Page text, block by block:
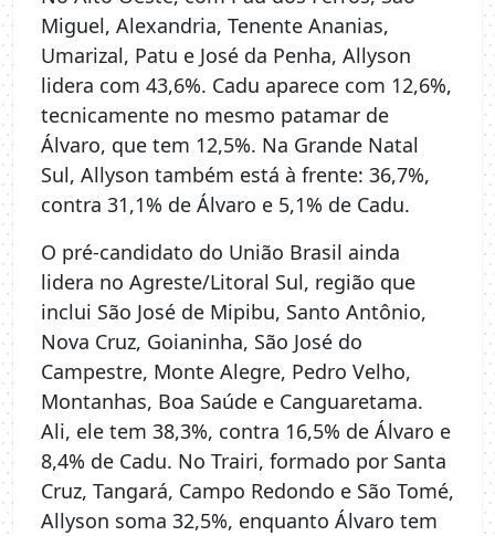
Miguel, Alexandria, Tenente Ananias,
Umarizal, Patu e José da Penha, Allyson
lidera com 43,6%. Cadu aparece com 12,6%,
tecnicamente no mesmo patamar de
Álvaro, que tem 12,5%. Na Grande Natal
Sul, Allyson também está à frente: 36,7%,
contra 31,1% de Álvaro e 5,1% de Cadu.
O pré-candidato do União Brasil ainda
lidera no Agreste/Litoral Sul, região que
inclui São José de Mipibu, Santo Antônio,
Nova Cruz, Goianinha, São José do
Campestre, Monte Alegre, Pedro Velho,
Montanhas, Boa Saúde e Canguaretama.
Ali, ele tem 38,3%, contra 16,5% de Álvaro e
8,4% de Cadu. No Trairi, formado por Santa
Cruz, Tangará, Campo Redondo e São Tomé,
Allyson soma 32,5%, enquanto Álvaro tem